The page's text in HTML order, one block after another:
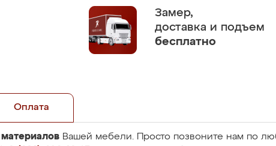
Замер,
доставка и подъем
бесплатно
Оплата
Вашей мебели. Просто позвоните нам по